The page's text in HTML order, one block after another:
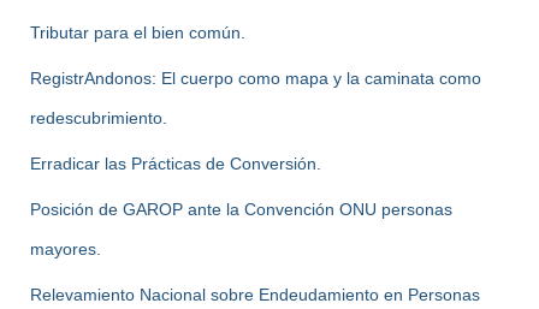
entradas
Tributar para el bien común.
RegistrAndonos: El cuerpo como mapa y la caminata como
redescubrimiento.
Erradicar las Prácticas de Conversión.
Posición de GAROP ante la Convención ONU personas
mayores.
Relevamiento Nacional sobre Endeudamiento en Personas